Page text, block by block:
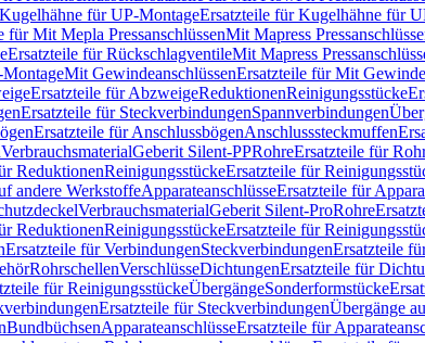
Kugelhähne für UP-MontageErsatzteile für Kugelhähne für
für Mit Mepla PressanschlüssenMit Mapress
Ersatzteile für RückschlagventileMit Mapress
MontageMit GewindeanschlüssenErsatzteile für Mit
Ersatzteile für AbzweigeReduktionenReinigungsstücke
Ersatzteile für SteckverbindungenSpannverbindungen
Ersatzteile für AnschlussbögenAnschlusssteckmuffen
VerbrauchsmaterialGeberit Silent-PPRohreErsatzteile für
ReduktionenReinigungsstückeErsatzteile für
andere WerkstoffeApparateanschlüsseErsatzteile für
VerbrauchsmaterialGeberit Silent-ProRohre
ReduktionenReinigungsstückeErsatzteile für
Ersatzteile für VerbindungenSteckverbindungenErsatzteile
RohrschellenVerschlüsseDichtungenErsatzteile für
für ReinigungsstückeÜbergängeSonderformstücke
Ersatzteile für SteckverbindungenÜbergänge
BundbüchsenApparateanschlüsseErsatzteile für